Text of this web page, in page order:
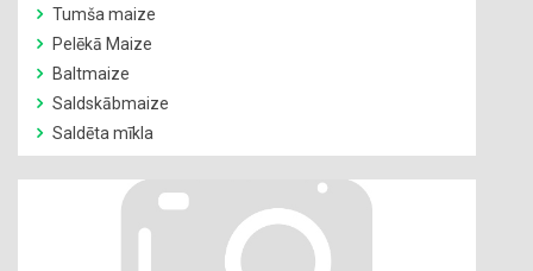
Tumša maize
Pelēkā Maize
Baltmaize
Saldskābmaize
Saldēta mīkla